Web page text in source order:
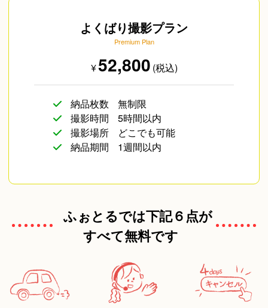
よくばり撮影プラン
Premium Plan
¥52,800 (税込)
納品枚数
無制限
撮影時間
5時間以内
撮影場所
どこでも可能
納品期間
1週間以内
ふぉとるでは下記６点が
すべて無料です